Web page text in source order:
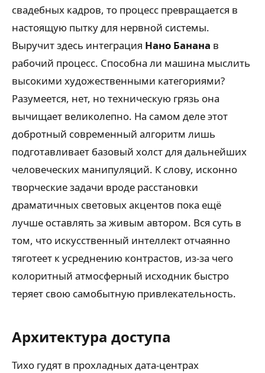
свадебных кадров, то процесс превращается в
настоящую пытку для нервной системы.
Выручит здесь интеграция Нано Банана в
рабочий процесс. Способна ли машина мыслить
высокими художественными категориями?
Разумеется, нет, но техническую грязь она
вычищает великолепно. На самом деле этот
добротный современный алгоритм лишь
подготавливает базовый холст для дальнейших
человеческих манипуляций. К слову, исконно
творческие задачи вроде расстановки
драматичных световых акцентов пока ещё
лучше оставлять за живым автором. Вся суть в
том, что искусственный интеллект отчаянно
тяготеет к усреднению контрастов, из-за чего
колоритный атмосферный исходник быстро
теряет свою самобытную привлекательность.
Архитектура доступа
Тихо гудят в прохладных дата-центрах